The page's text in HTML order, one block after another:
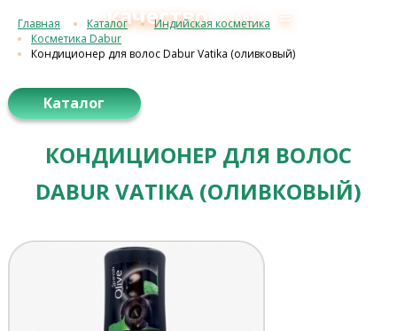
качествос 1993 г.≡
Главная Каталог
Индийская косметика
Косметика Dabur
Кондиционер для волос Dabur Vatika (оливковый)
Каталог
КОНДИЦИОНЕР ДЛЯ ВОЛОС
DABUR VATIKA (ОЛИВКОВЫЙ)